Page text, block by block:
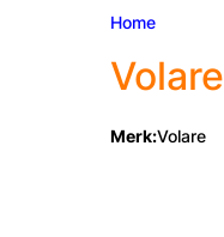
Home
Volare
Merk:Volare